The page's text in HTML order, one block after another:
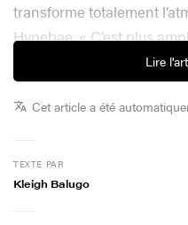
transforme totalement
Hypebae. « C’est plus
simplement cocooning.
DedCool, toujours non
superposé, mais cela
la famille Milk. »
Lire
Cet article a été
TEXTE PAR
Kleigh Balugo